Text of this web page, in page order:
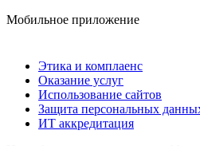
Мобильное приложение
Этика и комплаенс
Оказание услуг
Использование сайтов
Защита персональных
ИТ аккредитация